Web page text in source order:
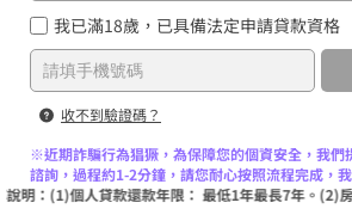
我已滿18歲，已具備法定申請貸款資格
收不到驗證碼？
※近期詐騙行為猖獗，為保障您的個資安全，我們
諮詢，過程約1-2分鐘，請您耐心按照流程完成，
人貸款還款年限： 最低1年最長7年。(2)房貸還款